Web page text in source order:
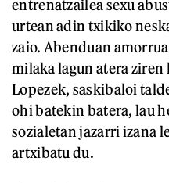
entrenatzailea sexu
urtean adin txikiko
zaio. Abenduan
milaka lagun atera
Lopezek, saskibaloi
ohi batekin batera, lau
sozialetan jazarri izana
artxibatu du.